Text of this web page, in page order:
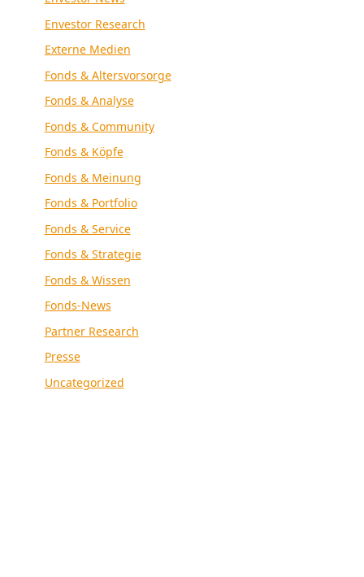
Envestor Research
Externe Medien
Fonds & Altersvorsorge
Fonds & Analyse
Fonds & Community
Fonds & Köpfe
Fonds & Meinung
Fonds & Portfolio
Fonds & Service
Fonds & Strategie
Fonds & Wissen
Fonds-News
Partner Research
Presse
Uncategorized